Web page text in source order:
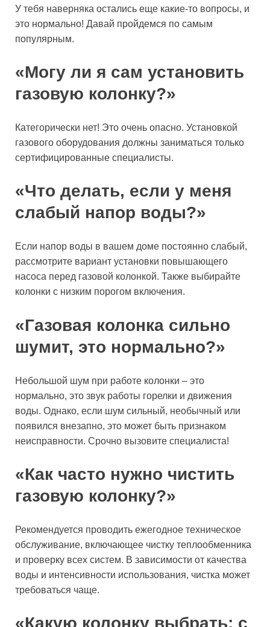
У тебя наверняка остались еще какие-то вопросы, и
это нормально! Давай пройдемся по самым
популярным.
«Могу ли я сам установить
газовую колонку?»
Категорически нет! Это очень опасно. Установкой
газового оборудования должны заниматься только
сертифицированные специалисты.
«Что делать, если у меня
слабый напор воды?»
Если напор воды в вашем доме постоянно слабый,
рассмотрите вариант установки повышающего
насоса перед газовой колонкой. Также выбирайте
колонки с низким порогом включения.
«Газовая колонка сильно
шумит, это нормально?»
Небольшой шум при работе колонки – это
нормально, это звук работы горелки и движения
воды. Однако, если шум сильный, необычный или
появился внезапно, это может быть признаком
неисправности. Срочно вызовите специалиста!
«Как часто нужно чистить
газовую колонку?»
Рекомендуется проводить ежегодное техническое
обслуживание, включающее чистку теплообменника
и проверку всех систем. В зависимости от качества
воды и интенсивности использования, чистка может
требоваться чаще.